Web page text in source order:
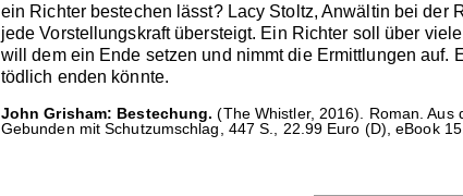
ein Richter bestechen lässt? Lacy Stoltz, Anwältin bei der
jede Vorstellungskraft übersteigt. Ein Richter soll über
will dem ein Ende setzen und nimmt die Ermittlungen
tödlich enden könnte.
John Grisham: Bestechung. (The Whistler, 2016). Roman. Aus
Gebunden mit Schutzumschlag, 447 S., 22.99 Euro (D), eBook